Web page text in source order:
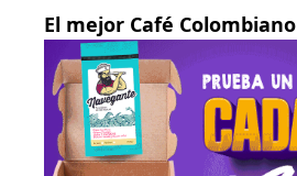
El mejor Café Colombiano